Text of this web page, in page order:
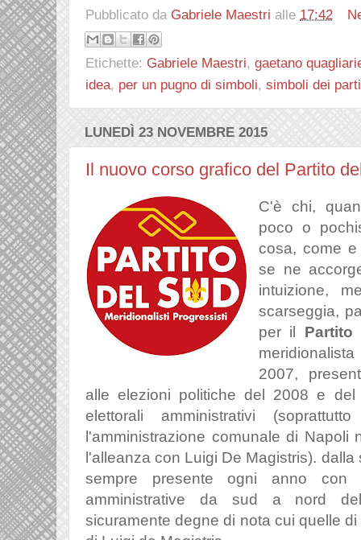
Pubblicato da Gabriele Maestri alle 17:42
Etichette: Gabriele Maestri, gaetano
idea, per un pugno di simboli, simboli dei
LUNEDÌ 23 NOVEMBRE 2015
Il nuovo corso grafico del Partito
C'è chi,
poco o
cosa, come
se ne
intuizione,
scarseggia,
per il Partito
2007,
alle elezioni politiche del 2008 e
elettorali amministrativi
l'amministrazione comunale di Napoli
l'alleanza con Luigi De Magistris).
sempre presente ogni anno con
amministrative da sud a nord
sicuramente degne di nota cui quelle